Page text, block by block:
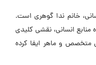
خانم ندا گوهری است.
انسانی، نقشی کلیدی
متخصص و ماهر ایفا کرده